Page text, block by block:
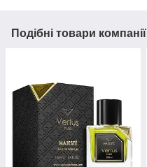
Подібні товари компанії